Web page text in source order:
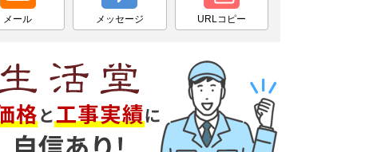
メール メッセージ URLコピー